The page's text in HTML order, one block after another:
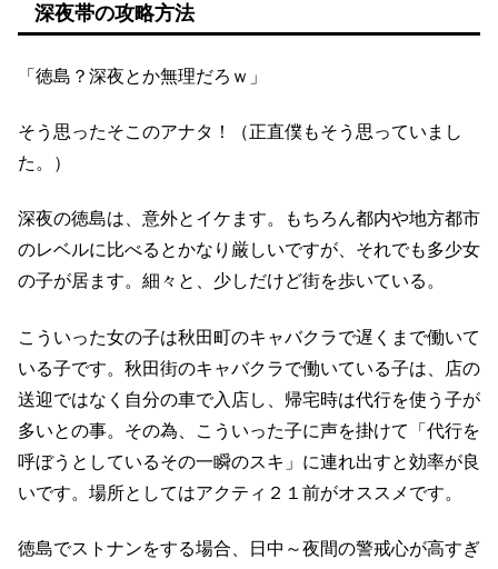
深夜帯の攻略方法
「徳島？深夜とか無理だろｗ」
そう思ったそこのアナタ！（正直僕もそう思っていまし
た。）
深夜の徳島は、意外とイケます。もちろん都内や地方都市
のレベルに比べるとかなり厳しいですが、それでも多少女
の子が居ます。細々と、少しだけど街を歩いている。
こういった女の子は秋田町のキャバクラで遅くまで働いて
いる子です。秋田街のキャバクラで働いている子は、店の
送迎ではなく自分の車で入店し、帰宅時は代行を使う子が
多いとの事。その為、こういった子に声を掛けて「代行を
呼ぼうとしているその一瞬のスキ」に連れ出すと効率が良
いです。場所としてはアクティ２１前がオススメです。
徳島でストナンをする場合、日中～夜間の警戒心が高すぎ